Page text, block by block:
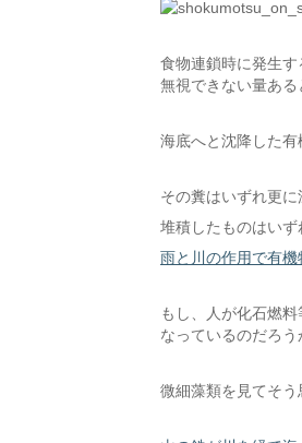
食物連鎖時に発生
無視できない量ある
海底へと沈降した有
その糞はいずれ更に
堆積したものはいず
雨と川の作用で有
もし、人が化石燃
なっているのだろう
微細藻類を見てそう